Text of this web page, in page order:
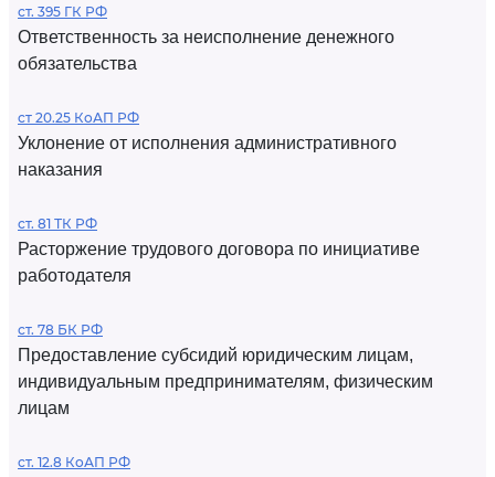
ст. 395 ГК РФ
Ответственность за неисполнение денежного
обязательства
ст 20.25 КоАП РФ
Уклонение от исполнения административного
наказания
ст. 81 ТК РФ
Расторжение трудового договора по инициативе
работодателя
ст. 78 БК РФ
Предоставление субсидий юридическим лицам,
индивидуальным предпринимателям, физическим
лицам
ст. 12.8 КоАП РФ